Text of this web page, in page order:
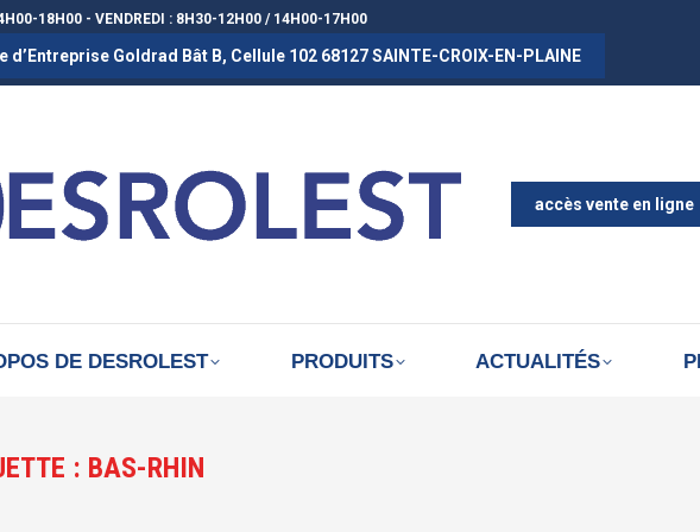
18H00 - VENDREDI : 8H30-12H00 / 14H00-17H00
Goldrad Bât B, Cellule 102 68127 SAINTE-CROIX-EN-PLAINE
accès vente en ligne
DE DESROLEST PRODUITS ACTUALITÉS
: BAS-RHIN
ACCUEIL A PROPOS